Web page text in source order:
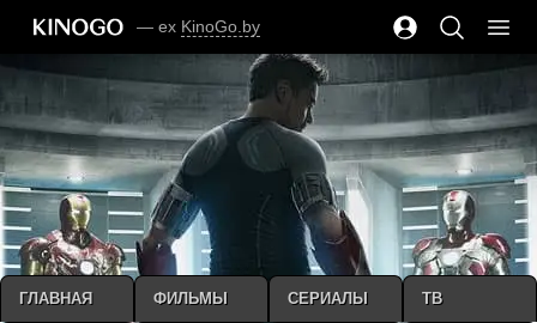
— ex KinoGo.by
ГЛАВНАЯ ФИЛЬМЫ СЕРИАЛЫ ТВ